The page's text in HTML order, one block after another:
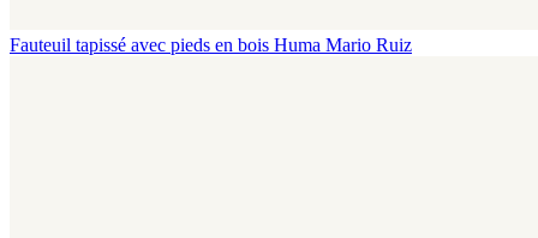
Fauteuil tapissé avec pieds en bois Huma Mario Ruiz